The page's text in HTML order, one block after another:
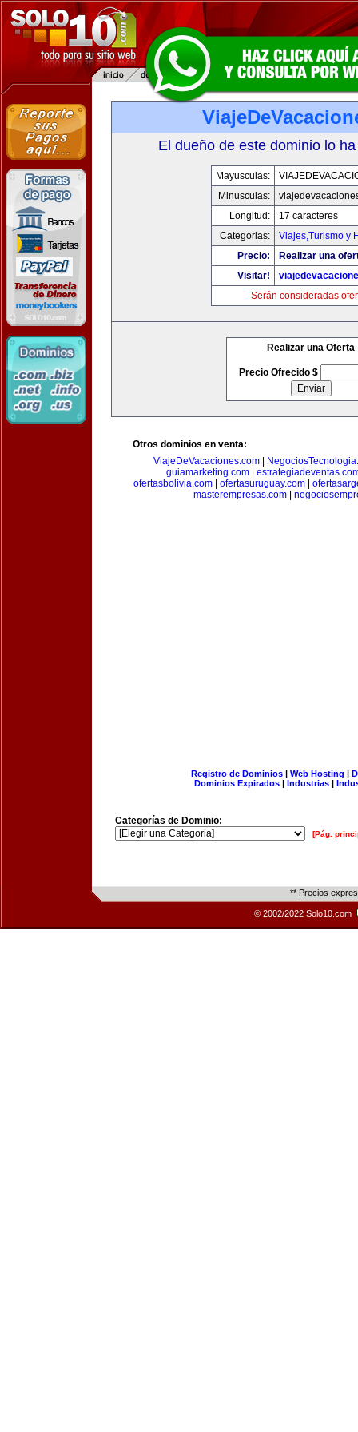
El dueño de este dominio lo
Mayusculas:
Minusculas:
Longitud:
17 caracteres
Categorias:
Viajes,Turismo y
Precio:
Realizar una
Visitar!
Serán consideradas
Realizar una Oferta
Precio Ofrecido $
Otros dominios en venta:
ViajeDeVacaciones.com
guiamarketing.com
ofertasbolivia.com| ofertasuruguay.com|
masterempresas.com|
Registro de Dominios| Web Hosting |
Dominios Expirados | Industrias |
Categorías de Dominio:
[Pág.
** Precios
© 2002/2022 Solo10.com